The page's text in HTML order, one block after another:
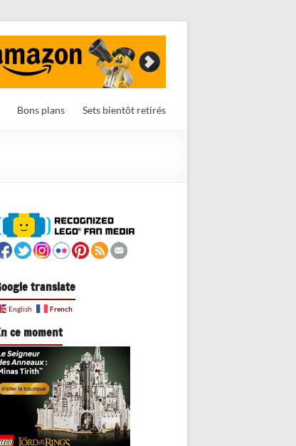
Bons plans Sets bientôt retirés
translate
English French
ce moment